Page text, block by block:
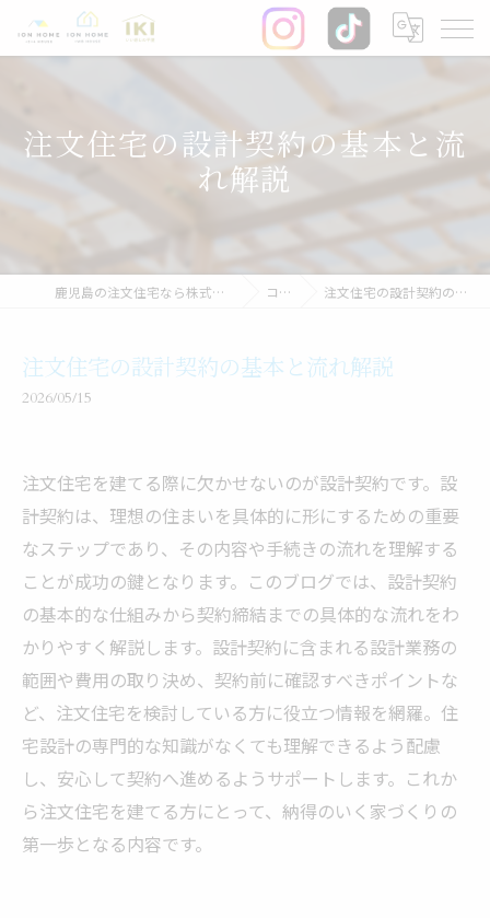
注文住宅の設計契約の基本と流
れ解説
鹿児島の注文住宅なら株式会社イオン・ホーム コラム 注文住宅の設計契約の基本と流れ解説
注文住宅の設計契約の基本と流れ解説
2026/05/15
注文住宅を建てる際に欠かせないのが設計契約です。設
計契約は、理想の住まいを具体的に形にするための重要
なステップであり、その内容や手続きの流れを理解する
ことが成功の鍵となります。このブログでは、設計契約
の基本的な仕組みから契約締結までの具体的な流れをわ
かりやすく解説します。設計契約に含まれる設計業務の
範囲や費用の取り決め、契約前に確認すべきポイントな
ど、注文住宅を検討している方に役立つ情報を網羅。住
宅設計の専門的な知識がなくても理解できるよう配慮
し、安心して契約へ進めるようサポートします。これか
ら注文住宅を建てる方にとって、納得のいく家づくりの
第一歩となる内容です。